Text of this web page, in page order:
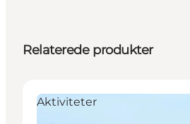
Relaterede produkter
Aktiviteter